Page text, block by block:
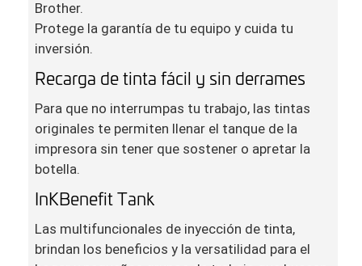
Brother.
Protege la garantía de tu equipo y cuida tu
inversión.
Recarga de tinta fácil y sin derrames
Para que no interrumpas tu trabajo, las tintas
originales te permiten llenar el tanque de la
impresora sin tener que sostener o apretar la
botella.
InKBenefit Tank
Las multifuncionales de inyección de tinta,
brindan los beneficios y la versatilidad para el